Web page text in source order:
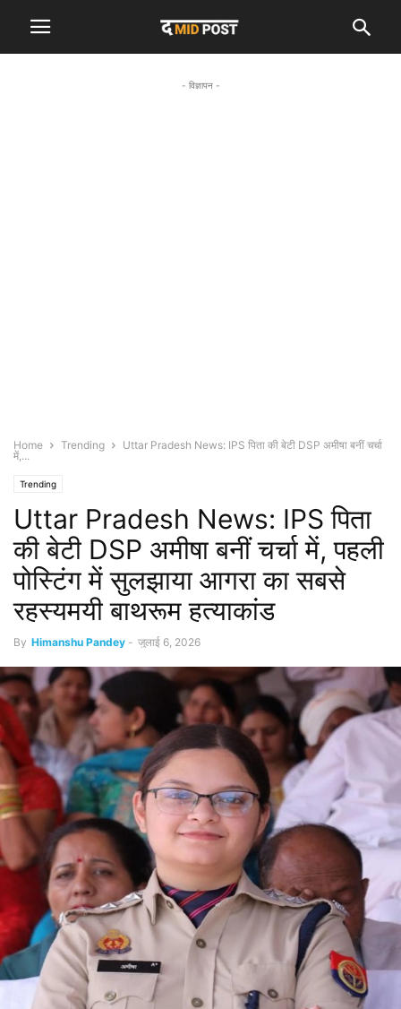
- विज्ञापन -
Home Trending
Uttar Pradesh News: IPS पिता की बेटी DSP अमीषा बनीं चर्चा
में,...
Trending
Uttar Pradesh News: IPS पिता
की बेटी DSP अमीषा बनीं चर्चा में, पहली
पोस्टिंग में सुलझाया आगरा का सबसे
रहस्यमयी बाथरूम हत्याकांड
By Himanshu Pandey - जुलाई 6, 2026